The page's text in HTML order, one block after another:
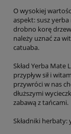
O wysokiej
aspekt: susz
drobno korę
należy uznać za
catuaba.
Skład Yerba
przypływ sił i
przywróci w nas
dłuższymi
zabawą z tańcami.
Składniki herbaty: